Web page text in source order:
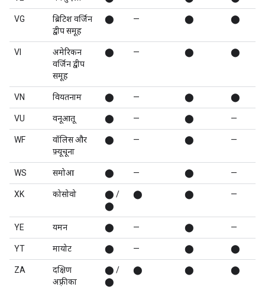
VG
ब्रिटिश वर्जिन
द्वीप समूह
⬤ — ⬤ ⬤
VI
अमेरिकन
वर्जिन द्वीप
समूह
⬤ — ⬤ ⬤
VN वियतनाम ⬤ — ⬤ ⬤
VU वनूआतू ⬤ — ⬤ —
WF
वॉलिस और
फ़्यूचूना
⬤ — ⬤ —
WS समोआ ⬤ — ⬤ —
XK कोसोवो
⬤ /
⬤
⬤ ⬤ —
YE यमन ⬤ — ⬤ —
YT मायोट ⬤ — ⬤ ⬤
ZA
दक्षिण
अफ़्रीका
⬤ /
⬤
⬤ ⬤ ⬤